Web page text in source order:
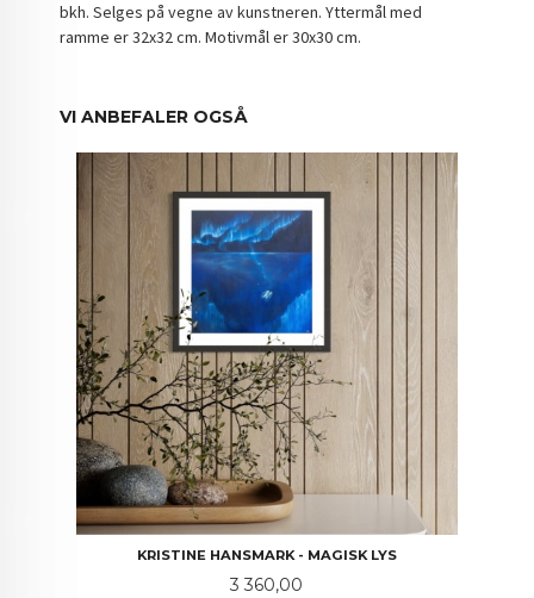
bkh. Selges på vegne av kunstneren. Yttermål med
ramme er 32x32 cm. Motivmål er 30x30 cm.
VI ANBEFALER OGSÅ
KRISTINE HANSMARK - MAGISK LYS
Pris
3 360,00